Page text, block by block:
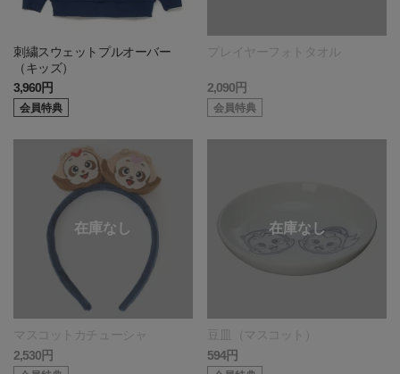
刺繍スウェットプルオーバー
（キッズ）
3,960円
会員特典
プレイヤーフォトタオル
2,090円
会員特典
マスコットカチューシャ
2,530円
豆皿（マスコット）
594円